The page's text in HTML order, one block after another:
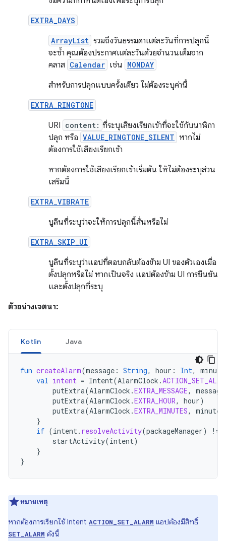
EXTRA_DAYS
ArrayList รวมถึงวันธรรมดาแต่ละวันที่การปลุกนี้
จะซ้ำ คุณต้องประกาศแต่ละวันด้วยจำนวนเต็มจาก
คลาส Calendar เช่น MONDAY
สำหรับการปลุกแบบครั้งเดียว ไม่ต้องระบุค่านี้
EXTRA_RINGTONE
URI content: ที่ระบุเสียงเรียกเข้าที่จะใช้กับนาฬิกา
ปลุก หรือ VALUE_RINGTONE_SILENT หากไม่
ต้องการใช้เสียงเรียกเข้า
หากต้องการใช้เสียงเรียกเข้าเริ่มต้น ให้ไม่ต้องระบุส่วน
เสริมนี้
EXTRA_VIBRATE
บูลีนที่ระบุว่าจะให้การปลุกนี้สั่นหรือไม่
EXTRA_SKIP_UI
บูลีนที่ระบุว่าแอปที่ตอบกลับต้องข้าม UI ของตัวเองเมื่อ
ตั้งปลุกหรือไม่ หากเป็นจริง แอปต้องข้าม UI การยืนยัน
และตั้งปลุกที่ระบุ
ตัวอย่างเจตนา:
Kotlin Java
fun createAlarm(message : String, hour : Int,
val intent = Intent(AlarmClock .
putExtra(AlarmClock .EXTRA_MESSAGE, message
putExtra(AlarmClock .EXTRA_HOUR, hour)
putExtra(AlarmClock .EXTRA_MINUTES, minutes
}
if (intent. resolveActivity(packageManager) !=
startActivity(intent)
}
}
หมายเหตุ
หากต้องการเรียกใช้ Intent ACTION_SET_ALARM แอปต้องมีสิทธิ์
SET_ALARM ดังนี้